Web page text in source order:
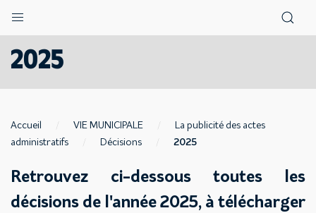
2025
Accueil VIE MUNICIPALE
La publicité des actes
administratifs
Décisions 2025
Retrouvez ci-dessous toutes les
décisions de l'année 2025, à télécharger